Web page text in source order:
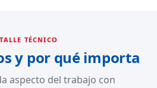
TÉCNICO
y por qué importa
aspecto del trabajo con